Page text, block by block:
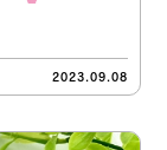
2023.09.08